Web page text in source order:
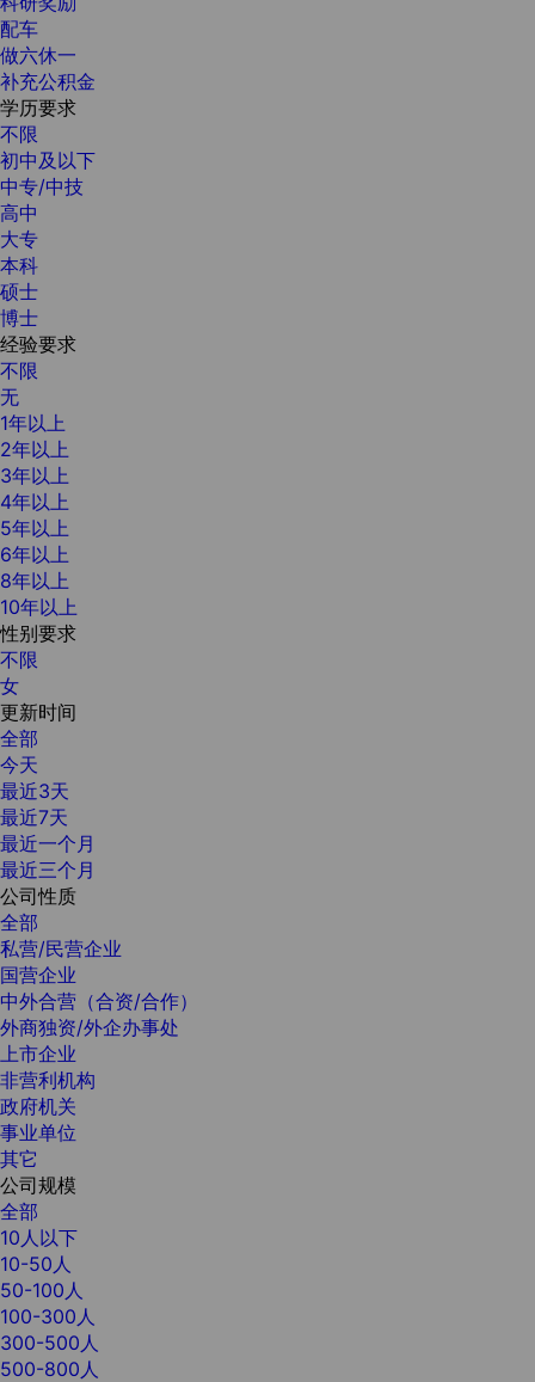
配车
做六休一
补充公积金
学历要求
不限
初中及以下
中专/中技
高中
大专
本科
硕士
博士
经验要求
不限
无
1年以上
2年以上
3年以上
4年以上
5年以上
6年以上
8年以上
10年以上
性别要求
不限
女
更新时间
全部
今天
最近3天
最近7天
最近一个月
最近三个月
公司性质
全部
私营/民营企业
国营企业
中外合营（合资/合作）
外商独资/外企办事处
上市企业
非营利机构
政府机关
事业单位
其它
公司规模
全部
10人以下
10-50人
50-100人
100-300人
300-500人
500-800人